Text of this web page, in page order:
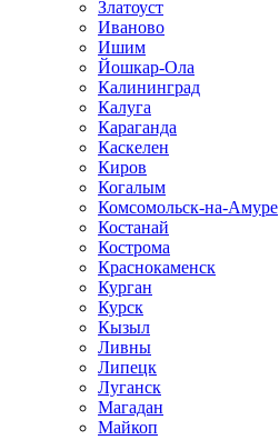
Златоуст
Иваново
Ишим
Йошкар-Ола
Калининград
Калуга
Караганда
Каскелен
Киров
Когалым
Комсомольск-на-Амуре
Костанай
Кострома
Краснокаменск
Курган
Курск
Кызыл
Ливны
Липецк
Луганск
Магадан
Майкоп